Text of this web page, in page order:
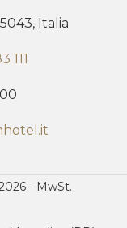
Italia
111
- MwSt.